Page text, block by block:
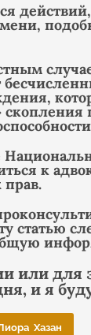
к
статью
или для
и я
Хазан